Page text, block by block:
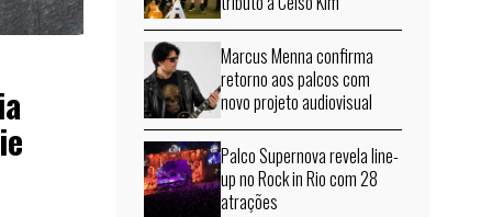
Marcus Menna confirma
retorno aos palcos com
novo projeto audiovisual
Palco Supernova revela line-
up no Rock in Rio com 28
atrações